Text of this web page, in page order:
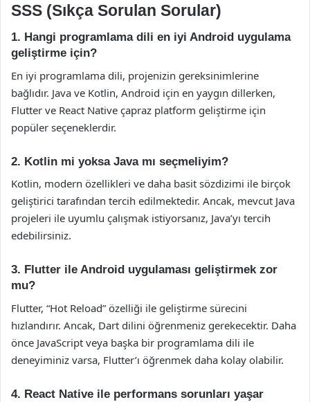
SSS (Sıkça Sorulan Sorular)
1. Hangi programlama dili en iyi Android uygulama
geliştirme için?
En iyi programlama dili, projenizin gereksinimlerine
bağlıdır. Java ve Kotlin, Android için en yaygın dillerken,
Flutter ve React Native çapraz platform geliştirme için
popüler seçeneklerdir.
2. Kotlin mi yoksa Java mı seçmeliyim?
Kotlin, modern özellikleri ve daha basit sözdizimi ile birçok
geliştirici tarafından tercih edilmektedir. Ancak, mevcut Java
projeleri ile uyumlu çalışmak istiyorsanız, Java’yı tercih
edebilirsiniz.
3. Flutter ile Android uygulaması geliştirmek zor
mu?
Flutter, “Hot Reload” özelliği ile geliştirme sürecini
hızlandırır. Ancak, Dart dilini öğrenmeniz gerekecektir. Daha
önce JavaScript veya başka bir programlama dili ile
deneyiminiz varsa, Flutter’ı öğrenmek daha kolay olabilir.
4. React Native ile performans sorunları yaşar